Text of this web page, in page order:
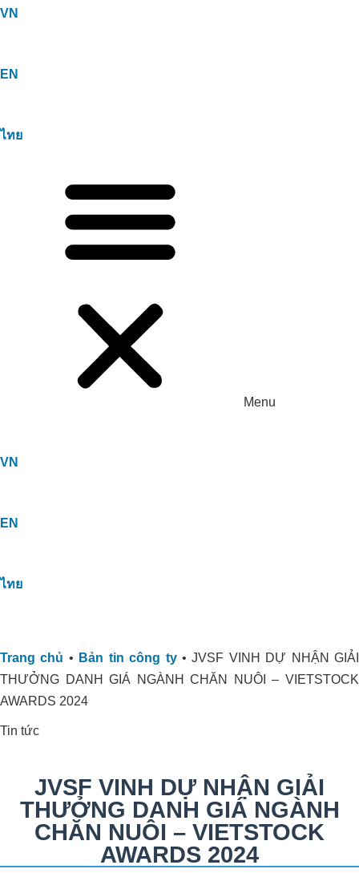
VN
EN
ไทย
Menu
VN
EN
ไทย
Trang chủ • Bản tin công ty•JVSF VINH DỰ NHẬN GIẢI
THƯỞNG DANH GIÁ NGÀNH CHĂN NUÔI – VIETSTOCK
AWARDS 2024
Tin tức
JVSF VINH DỰ NHẬN GIẢI
THƯỞNG DANH GIÁ NGÀNH
CHĂN NUÔI – VIETSTOCK
AWARDS 2024
Giải Pháp Xử Lý Mùi Hiệu Quả Cho
Trang Trại Bò Sữa CNC
Xử Lý Môi Trường Bể Nước Thải –
ORGANIC CARBON ĐÃ CÓ MẶT